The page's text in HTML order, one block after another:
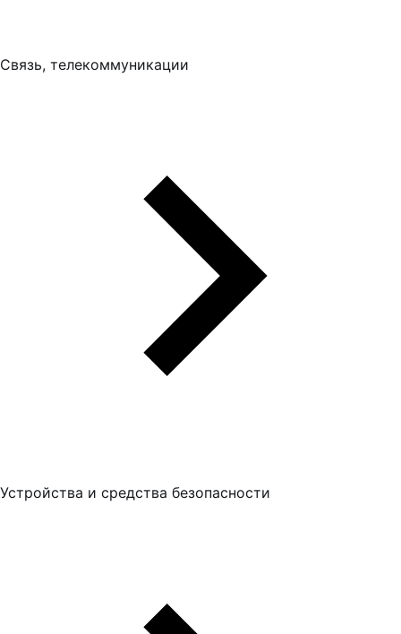
Связь, телекоммуникации
Устройства и средства безопасности